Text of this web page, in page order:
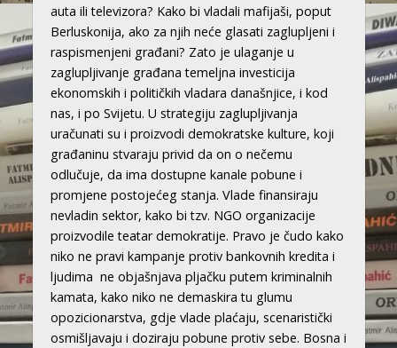
auta ili televizora? Kako bi vladali mafijaši, poput
Berluskonija, ako za njih neće glasati zaglupljeni i
raspismenjeni građani? Zato je ulaganje u
zaglupljivanje građana temeljna investicija
ekonomskih i političkih vladara današnjice, i kod
nas, i po Svijetu. U strategiju zaglupljivanja
uračunati su i proizvodi demokratske kulture, koji
građaninu stvaraju privid da on o nečemu
odlučuje, da ima dostupne kanale pobune i
promjene postojećeg stanja. Vlade finansiraju
nevladin sektor, kako bi tzv. NGO organizacije
proizvodile teatar demokratije. Pravo je čudo kako
niko ne pravi kampanje protiv bankovnih kredita i
ljudima ne objašnjava pljačku putem kriminalnih
kamata, kako niko ne demaskira tu glumu
opozicionarstva, gdje vlade plaćaju, scenaristički
osmišljavaju i doziraju pobune protiv sebe. Bosna i